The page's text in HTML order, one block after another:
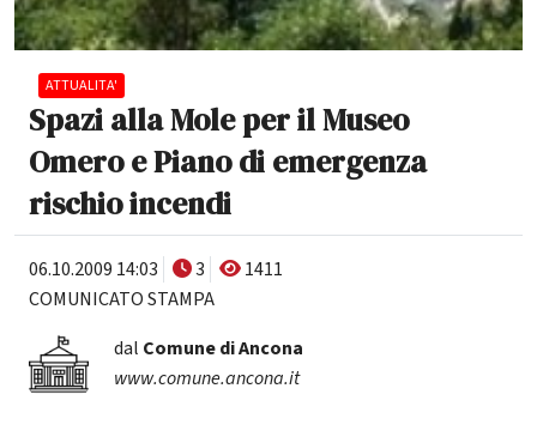
ATTUALITA'
Spazi alla Mole per il Museo
Omero e Piano di emergenza
rischio incendi
06.10.2009 14:03 3
1411
COMUNICATO STAMPA
dal Comune di Ancona
www.comune.ancona.it